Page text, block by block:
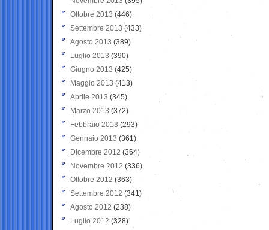
Ottobre 2013 (446)
Settembre 2013 (433)
Agosto 2013 (389)
Luglio 2013 (390)
Giugno 2013 (425)
Maggio 2013 (413)
Aprile 2013 (345)
Marzo 2013 (372)
Febbraio 2013 (293)
Gennaio 2013 (361)
Dicembre 2012 (364)
Novembre 2012 (336)
Ottobre 2012 (363)
Settembre 2012 (341)
Agosto 2012 (238)
Luglio 2012 (328)